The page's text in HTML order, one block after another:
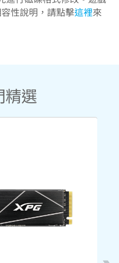
性說明，請點擊這裡來
精選